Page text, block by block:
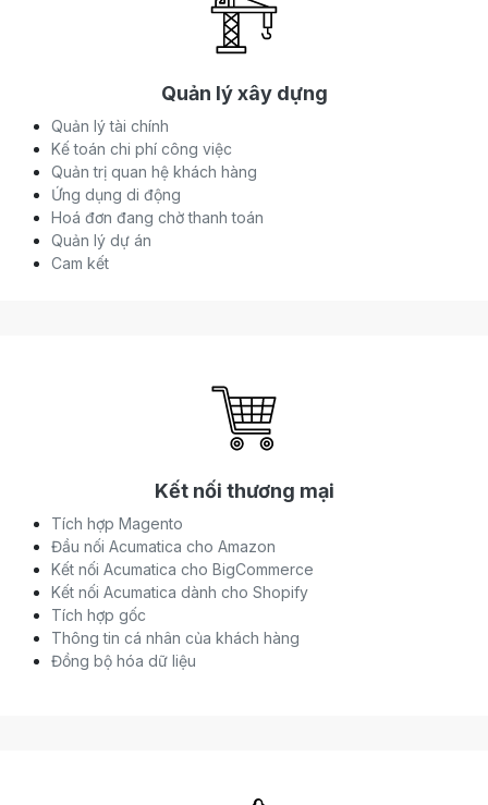
Quản lý xây dựng
Quản lý tài chính
Kế toán chi phí công việc
Quản trị quan hệ khách hàng
Ứng dụng di động
Hoá đơn đang chờ thanh toán
Quản lý dự án
Cam kết
Kết nối thương mại
Tích hợp Magento
Đầu nối Acumatica cho Amazon
Kết nối Acumatica cho BigCommerce
Kết nối Acumatica dành cho Shopify
Tích hợp gốc
Thông tin cá nhân của khách hàng
Đồng bộ hóa dữ liệu